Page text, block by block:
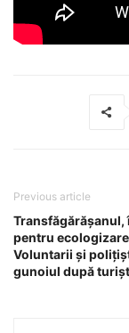
Previous article
Transfăgărășanul,
pentru
Voluntarii și
gunoiul după